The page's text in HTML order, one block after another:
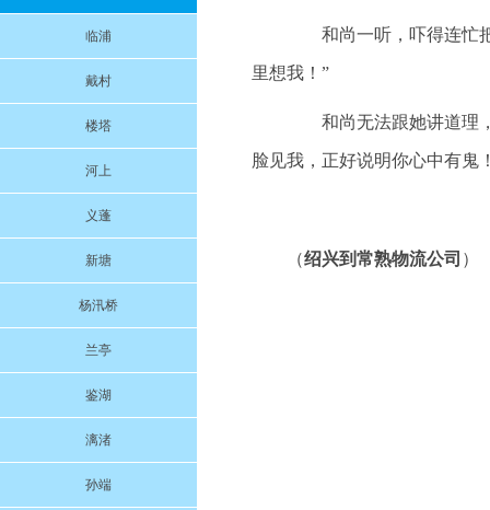
临浦
戴村
楼塔
河上
义蓬
新塘
杨汛桥
兰亭
鉴湖
漓渚
孙端
和尚一听，吓得连忙把
里想我！”
和尚无法跟她讲道理，
脸见我，正好说明你心中有鬼
（绍兴到常熟物流公司 ）